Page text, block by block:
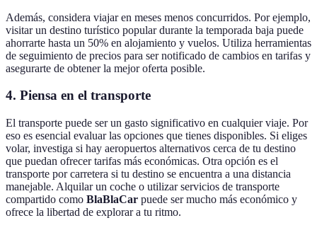
Además, considera viajar en meses menos concurridos. Por ejemplo,
visitar un destino turístico popular durante la temporada baja puede
ahorrarte hasta un 50% en alojamiento y vuelos. Utiliza herramientas
de seguimiento de precios para ser notificado de cambios en tarifas y
asegurarte de obtener la mejor oferta posible.
4. Piensa en el transporte
El transporte puede ser un gasto significativo en cualquier viaje. Por
eso es esencial evaluar las opciones que tienes disponibles. Si eliges
volar, investiga si hay aeropuertos alternativos cerca de tu destino
que puedan ofrecer tarifas más económicas. Otra opción es el
transporte por carretera si tu destino se encuentra a una distancia
manejable. Alquilar un coche o utilizar servicios de transporte
compartido como BlaBlaCar puede ser mucho más económico y
ofrece la libertad de explorar a tu ritmo.